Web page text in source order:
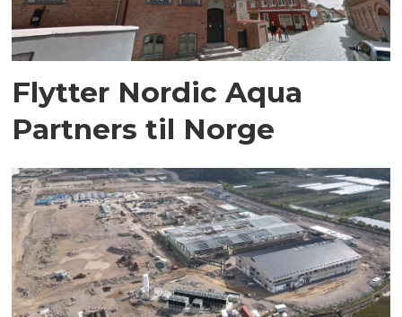
Flytter Nordic Aqua
Partners til Norge